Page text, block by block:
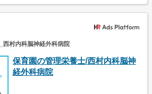
西村内科脳神経外科病院
保育園の管理栄養士/西村内科脳神
経外科病院